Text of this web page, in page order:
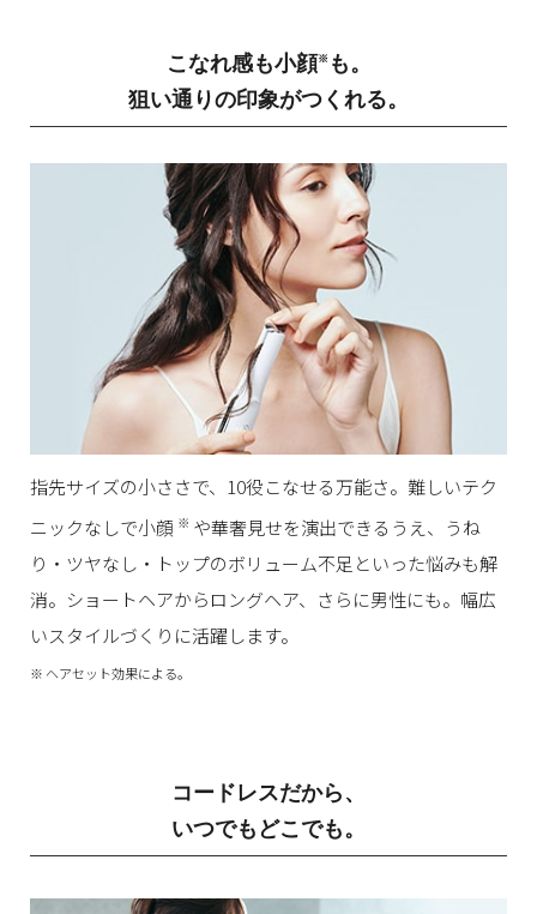
こなれ感も小顔※ も。
狙い通りの印象がつくれる。
指先サイズの小ささで、10役こなせる万能さ。難しいテク
ニックなしで小顔 ※ や華奢見せを演出できるうえ、うね
り・ツヤなし・トップのボリューム不足といった悩みも解
消。ショートヘアからロングヘア、さらに男性にも。幅広
いスタイルづくりに活躍します。
※ ヘアセット効果による。
コードレスだから、
いつでもどこでも。